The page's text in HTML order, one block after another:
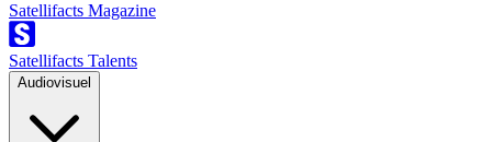
Satellifacts Magazine
Satellifacts Talents
Audiovisuel